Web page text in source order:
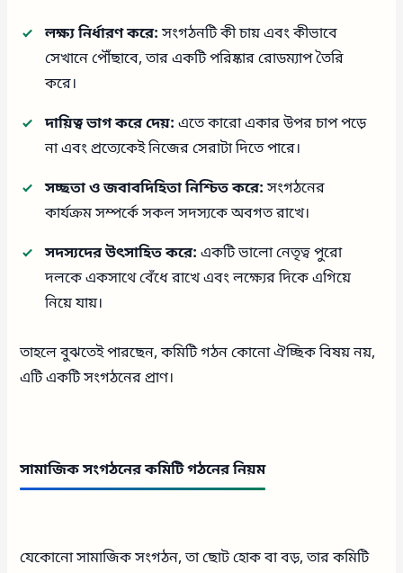
লক্ষ্য নির্ধারণ করে:সংগঠনটি কী চায় এবং কীভাবে
সেখানে পৌঁছাবে, তার একটি পরিষ্কার রোডম্যাপ তৈরি
করে।
দায়িত্ব ভাগ করে দেয়: এতে কারো একার উপর চাপ পড়ে
না এবং প্রত্যেকেই নিজের সেরাটা দিতে পারে।
সচ্ছতা ও জবাবদিহিতা নিশ্চিত করে:সংগঠনের
কার্যক্রম সম্পর্কে সকল সদস্যকে অবগত রাখে।
সদস্যদের উৎসাহিত করে: একটি ভালো নেতৃত্ব পুরো
দলকে একসাথে বেঁধে রাখে এবং লক্ষ্যের দিকে এগিয়ে
নিয়ে যায়।
তাহলে বুঝতেই পারছেন, কমিটি গঠন কোনো ঐচ্ছিক বিষয় নয়,
এটি একটি সংগঠনের প্রাণ।
সামাজিক সংগঠনের কমিটি গঠনের নিয়ম
যেকোনো সামাজিক সংগঠন, তা ছোট হোক বা বড়, তার কমিটি